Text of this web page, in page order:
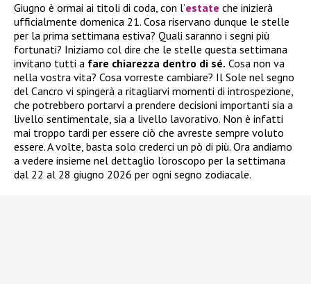
Giugno è ormai ai titoli di coda, con l’estate che inizierà
ufficialmente domenica 21. Cosa riservano dunque le stelle
per la prima settimana estiva? Quali saranno i segni più
fortunati? Iniziamo col dire che le stelle questa settimana
invitano tutti a fare chiarezza dentro di sé. Cosa non va
nella vostra vita? Cosa vorreste cambiare? Il Sole nel segno
del Cancro vi spingerà a ritagliarvi momenti di introspezione,
che potrebbero portarvi a prendere decisioni importanti sia a
livello sentimentale, sia a livello lavorativo. Non è infatti
mai troppo tardi per essere ciò che avreste sempre voluto
essere. A volte, basta solo crederci un pò di più. Ora andiamo
a vedere insieme nel dettaglio l’oroscopo per la settimana
dal 22 al 28 giugno 2026 per ogni segno zodiacale.